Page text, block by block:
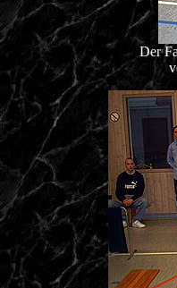
Der